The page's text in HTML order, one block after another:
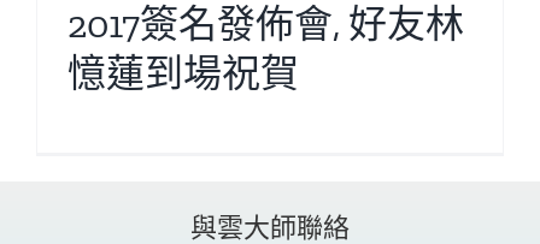
2017簽名發佈會, 好友林
憶蓮到場祝賀
與雲大師聯絡